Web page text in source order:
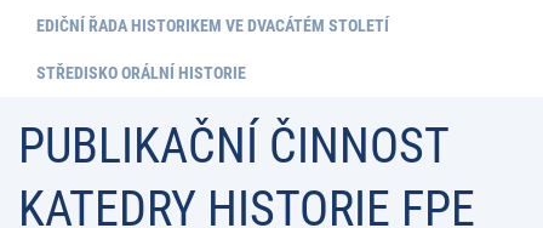
EDIČNÍ ŘADA HISTORIKEM VE DVACÁTÉM STOLETÍ
STŘEDISKO ORÁLNÍ HISTORIE
PUBLIKAČNÍ ČINNOST
KATEDRY HISTORIE FPE